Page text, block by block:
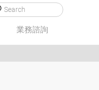
業務諮詢